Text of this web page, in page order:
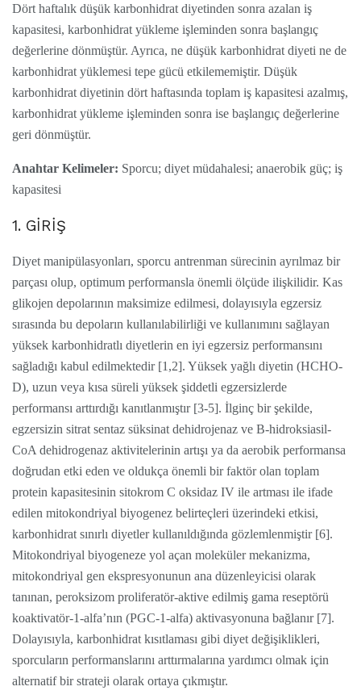
Dört haftalık düşük karbonhidrat diyetinden sonra azalan iş
kapasitesi, karbonhidrat yükleme işleminden sonra başlangıç
değerlerine dönmüştür. Ayrıca, ne düşük karbonhidrat diyeti ne de
karbonhidrat yüklemesi tepe gücü etkilememiştir. Düşük
karbonhidrat diyetinin dört haftasında toplam iş kapasitesi azalmış,
karbonhidrat yükleme işleminden sonra ise başlangıç değerlerine
geri dönmüştür.
Anahtar Kelimeler: Sporcu; diyet müdahalesi; anaerobik güç; iş
kapasitesi
1. GİRİŞ
Diyet manipülasyonları, sporcu antrenman sürecinin ayrılmaz bir
parçası olup, optimum performansla önemli ölçüde ilişkilidir. Kas
glikojen depolarının maksimize edilmesi, dolayısıyla egzersiz
sırasında bu depoların kullanılabilirliği ve kullanımını sağlayan
yüksek karbonhidratlı diyetlerin en iyi egzersiz performansını
sağladığı kabul edilmektedir [1,2]. Yüksek yağlı diyetin (HCHO-
D), uzun veya kısa süreli yüksek şiddetli egzersizlerde
performansı arttırdığı kanıtlanmıştır [3-5]. İlginç bir şekilde,
egzersizin sitrat sentaz süksinat dehidrojenaz ve B-hidroksiasil-
CoA dehidrogenaz aktivitelerinin artışı ya da aerobik performansa
doğrudan etki eden ve oldukça önemli bir faktör olan toplam
protein kapasitesinin sitokrom C oksidaz IV ile artması ile ifade
edilen mitokondriyal biyogenez belirteçleri üzerindeki etkisi,
karbonhidrat sınırlı diyetler kullanıldığında gözlemlenmiştir [6].
Mitokondriyal biyogeneze yol açan moleküler mekanizma,
mitokondriyal gen ekspresyonunun ana düzenleyicisi olarak
tanınan, peroksizom proliferatör-aktive edilmiş gama reseptörü
koaktivatör-1-alfa’nın (PGC-1-alfa) aktivasyonuna bağlanır [7].
Dolayısıyla, karbonhidrat kısıtlaması gibi diyet değişiklikleri,
sporcuların performanslarını arttırmalarına yardımcı olmak için
alternatif bir strateji olarak ortaya çıkmıştır.